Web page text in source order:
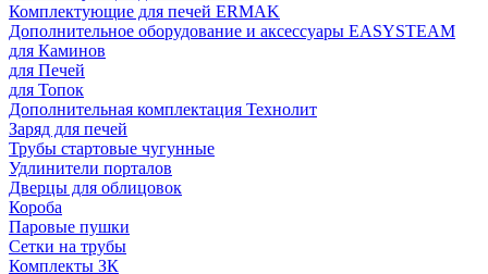
Комплектующие для печей ERMAK
Дополнительное оборудование и аксессуары EASYSTEAM
для Каминов
для Печей
для Топок
Дополнительная комплектация Технолит
Заряд для печей
Трубы стартовые чугунные
Удлинители порталов
Дверцы для облицовок
Короба
Паровые пушки
Сетки на трубы
Комплекты ЗК